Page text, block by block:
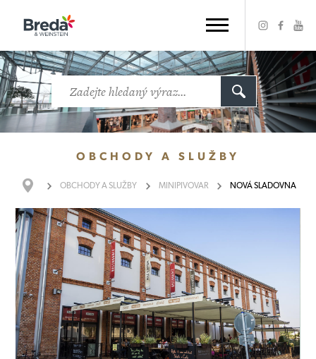
OBCHODY A SLUŽBY
OBCHODYA SLUŽBY MINIPIVOVAR NOVÁ SLADOVNA